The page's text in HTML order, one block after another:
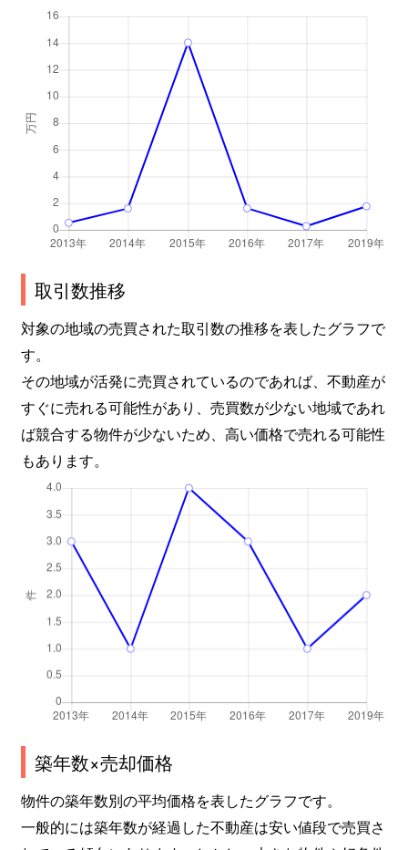
取引数推移
対象の地域の売買された取引数の推移を表したグラフで
す。
その地域が活発に売買されているのであれば、不動産が
すぐに売れる可能性があり、売買数が少ない地域であれ
ば競合する物件が少ないため、高い価格で売れる可能性
もあります。
築年数×売却価格
物件の築年数別の平均価格を表したグラフです。
一般的には築年数が経過した不動産は安い値段で売買さ